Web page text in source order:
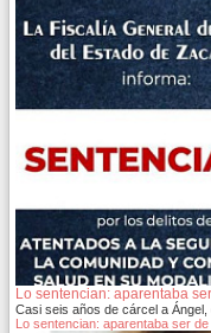
Lo sentencian: aparentaba
Casi seis años de cárcel a
Lo sentencian: aparentaba ser